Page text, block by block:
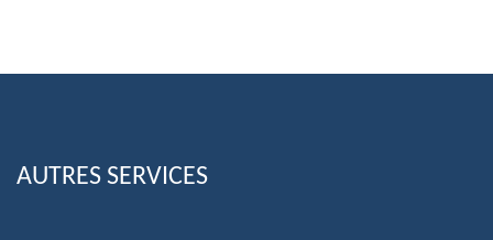
AUTRES SERVICES